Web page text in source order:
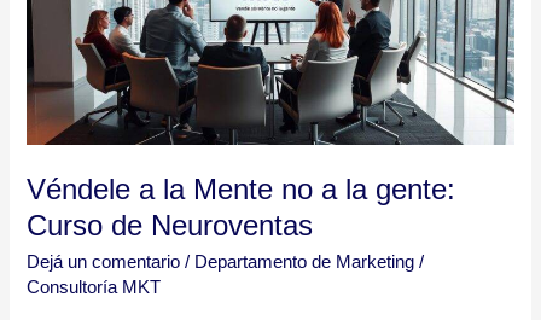
Véndele a la Mente no a la gente:
Curso de Neuroventas
Dejá un comentario / Departamento de Marketing /
Consultoría MKT
no
a
la
gente:
Curso
de